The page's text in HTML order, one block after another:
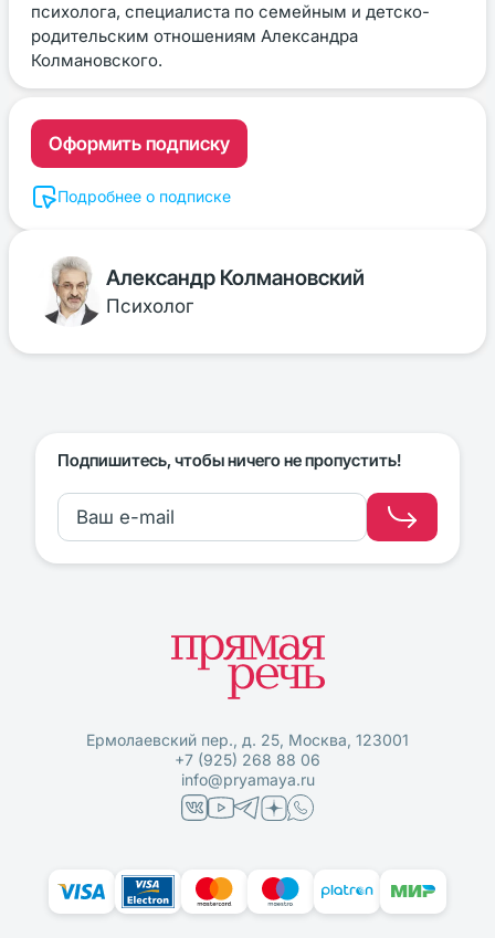
психолога, специалиста по семейным и детско-
родительским отношениям Александра
Колмановского.
Оформить подписку
Подробнее о подписке
Александр Колмановский
Психолог
Подпишитесь, чтобы ничего не пропустить!
Ермолаевский пер., д. 25, Москва, 123001
+7 (925) 268 88 06
info@pryamaya.ru